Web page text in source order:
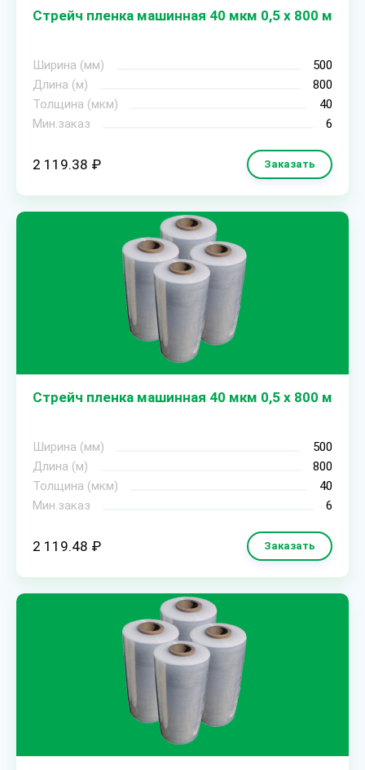
Стрейч пленка машинная 40 мкм 0,5 х 800 м
Ширина (мм)
500
Длина (м)
800
Толщина (мкм)
40
Мин.заказ
6
2 119.38 ₽ Заказать
Стрейч пленка машинная 40 мкм 0,5 х 800 м
Ширина (мм)
500
Длина (м)
800
Толщина (мкм)
40
Мин.заказ
6
2 119.48 ₽ Заказать